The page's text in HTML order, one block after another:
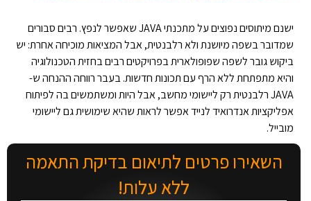
ישנם מיתוסים נפוצים על מתכנתי JAVA שאפשר לנפץ. רבים סבורים
שמדובר בשפה מיושנת ולא רלבנטית, אבל המציאות מוכיחה אחרת: יש
ביקוש גובר לשפה שפופולארית בפרויקטים רבים בחזית הטכנולוגיה
והיא מתפתחת ללא הרף עם תכונות חדשות. בעבר רווחה ההנחה ש-
JAVA רלבנטית רק ליישומי מחשב, אבל היות ומשתמשים בה לפיתוח
אפליקציות אנדרואיד לנייד אפשר לראות שהיא שימושית גם ליישומי
מובייל.
השאירו פרטים לתיאום בדיקת התאמה
ללא עלות!